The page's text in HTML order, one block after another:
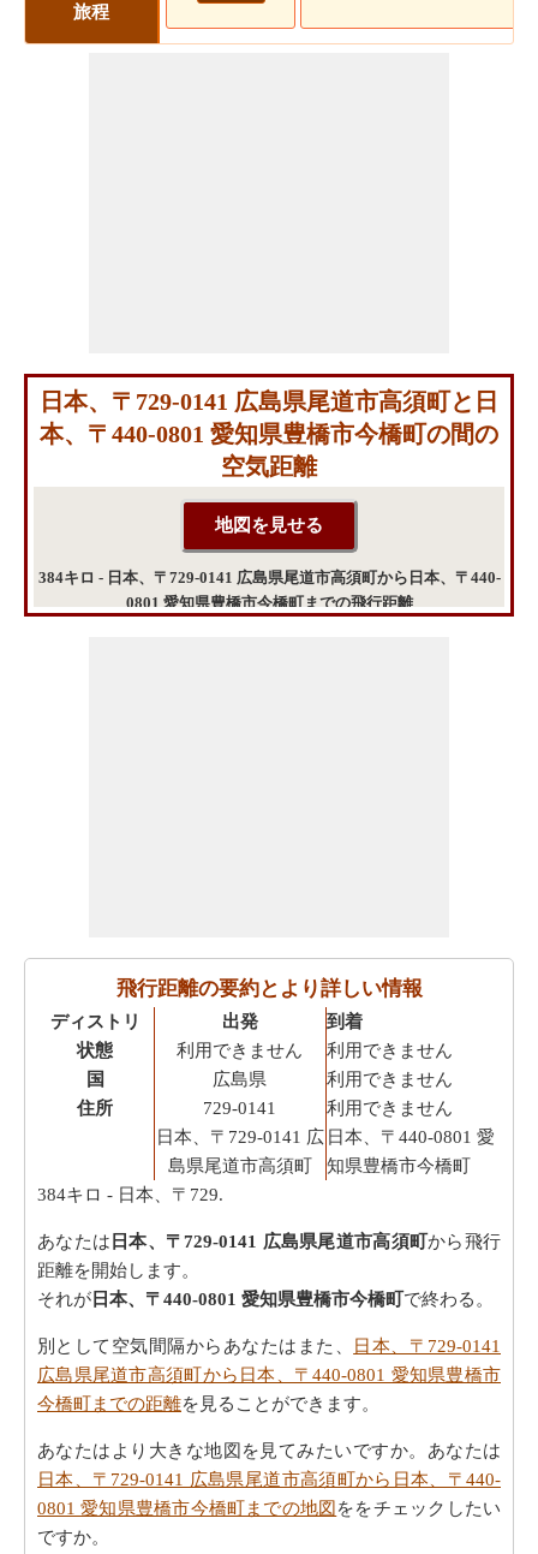
旅程
日本、〒729-0141 広島県尾道市高須町と日
本、〒440-0801 愛知県豊橋市今橋町の間の
空気距離
384キロ - 日本、〒729-0141 広島県尾道市高須町から日本、〒440-
0801 愛知県豊橋市今橋町までの飛行距離
飛行距離の要約とより詳しい情報
ディストリ
状態
国
住所
出発
利用できません
広島県
729-0141
日本、〒729-0141 広
島県尾道市高須町
到着
利用できません
利用できません
利用できません
日本、〒440-0801 愛
知県豊橋市今橋町
384キロ - 日本、〒729.
あなたは 日本、〒729-0141 広島県尾道市高須町から飛行
距離を開始します。
それが 日本、〒440-0801 愛知県豊橋市今橋町で終わる。
別として空気間隔からあなたはまた、
日本、〒729-0141
広島県尾道市高須町から日本、〒440-0801 愛知県豊橋市
今橋町までの距離を見ることができます。
あなたはより大きな地図を見てみたいですか。あなたは
日本、〒729-0141 広島県尾道市高須町から日本、〒440-
0801 愛知県豊橋市今橋町までの地図ををチェックしたい
ですか。